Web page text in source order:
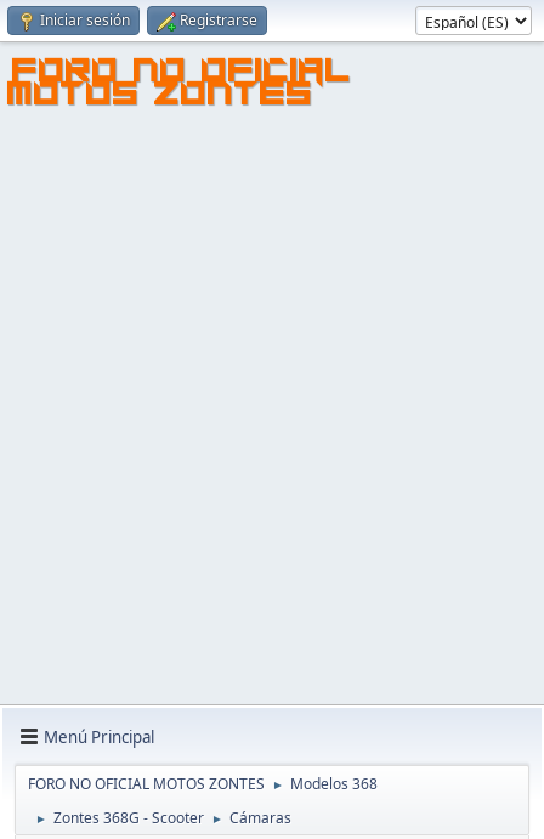
Iniciar sesión Registrarse
FORO NO OFICIAL
MOTOS ZONTES
Menú Principal
FORO NO OFICIAL MOTOS ZONTES ► Modelos 368
► Zontes 368G - Scooter ► Cámaras